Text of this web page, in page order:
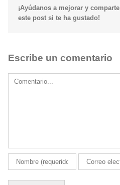
¡Ayúdanos a mejorar y comparte
este post si te ha gustado!
Escribe un comentario
Comment